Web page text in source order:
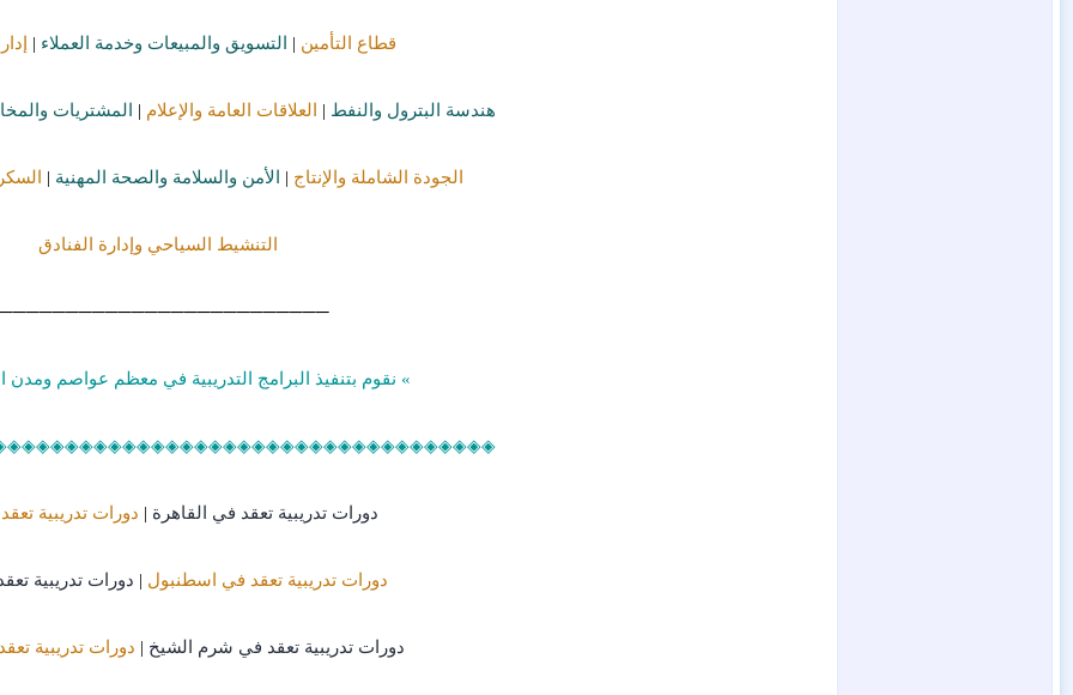
قطاع التأمين | التسويق والمبيعات وخدمة العملاء |
هندسة البترول والنفط | العلاقات العامة والإعلام | المشتريات
الجودة الشاملة والإنتاج | الأمن والسلامة والصحة المهنية |
التنشيط السياحي وإدارة الفنادق
» نقوم بتنفيذ البرامج التدريبية في معظم عواصم ومدن
دورات تدريبية تعقد في القاهرة | دورات تدريبية
دورات تدريبية تعقد في اسطنبول | دورات تدريبية
دورات تدريبية تعقد في شرم الشيخ | دورات تدريبية